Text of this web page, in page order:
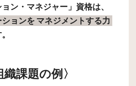
ョン・マネジャー」資格は、
ョンを マネジメントする力
織課題の例〉